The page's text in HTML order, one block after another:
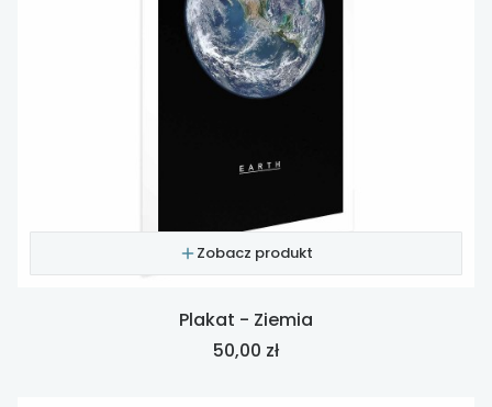
Zobacz produkt
Plakat - Ziemia
Cena
50,00 zł